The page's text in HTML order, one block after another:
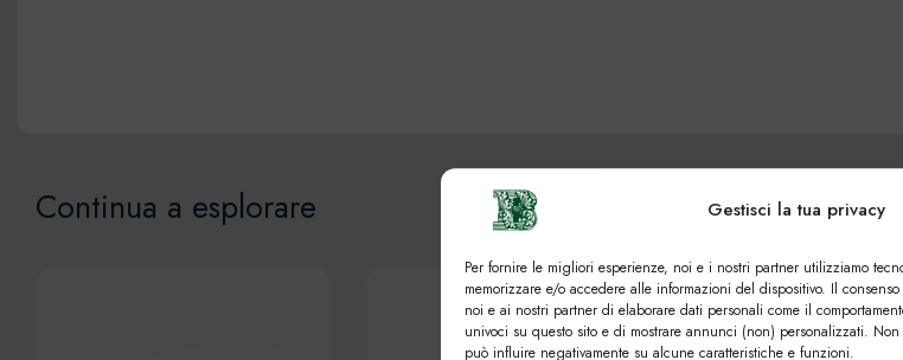
Gestisci la tua privacy
Per fornire le migliori esperienze, noi e i nostri partner utilizziamo
memorizzare e/o accedere alle informazioni del dispositivo. Il
noi e ai nostri partner di elaborare dati personali come il
univoci su questo sito e di mostrare annunci (non) personalizzati.
può influire negativamente su alcune caratteristiche e funzioni.
Continua a esplorare